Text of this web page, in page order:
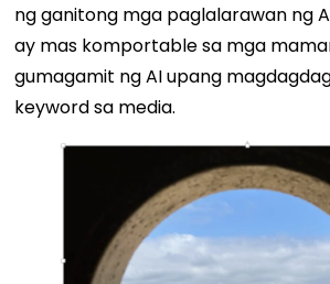
ng ganitong mga paglalarawan ng
ay mas komportable sa mga
gumagamit ng AI upang
keyword sa media.